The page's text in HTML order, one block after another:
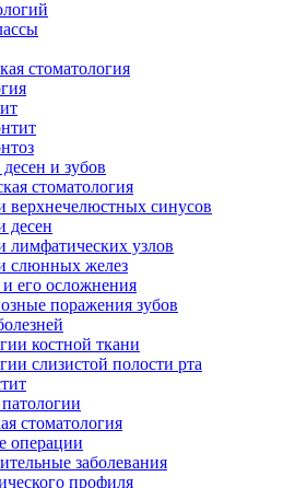
стоматология
и зубов
стоматология
верхнечелюстных синусов
десен
лимфатических узлов
слюнных желез
его осложнения
поражения зубов
костной ткани
слизистой полости рта
стоматология
операции
заболевания
профиля